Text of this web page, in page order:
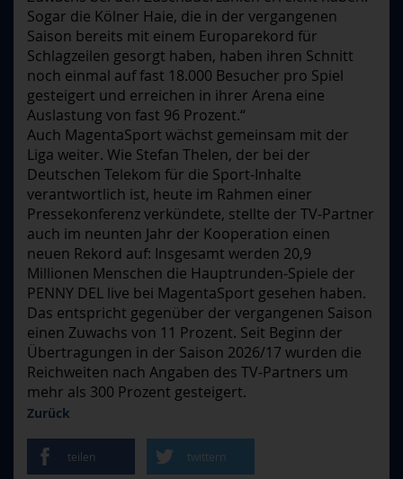
Sogar die Kölner Haie, die in der vergangenen
Saison bereits mit einem Europarekord für
Schlagzeilen gesorgt haben, haben ihren Schnitt
noch einmal auf fast 18.000 Besucher pro Spiel
gesteigert und erreichen in ihrer Arena eine
Auslastung von fast 96 Prozent.“
Auch MagentaSport wächst gemeinsam mit der
Liga weiter. Wie Stefan Thelen, der bei der
Deutschen Telekom für die Sport-Inhalte
verantwortlich ist, heute im Rahmen einer
Pressekonferenz verkündete, stellte der TV-Partner
auch im neunten Jahr der Kooperation einen
neuen Rekord auf: Insgesamt werden 20,9
Millionen Menschen die Hauptrunden-Spiele der
PENNY DEL live bei MagentaSport gesehen haben.
Das entspricht gegenüber der vergangenen Saison
einen Zuwachs von 11 Prozent. Seit Beginn der
Übertragungen in der Saison 2026/17 wurden die
Reichweiten nach Angaben des TV-Partners um
mehr als 300 Prozent gesteigert.
Zurück
teilen twittern